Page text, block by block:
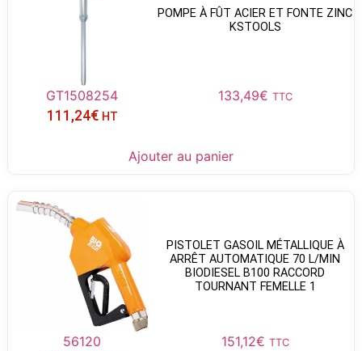
POMPE À FÛT ACIER ET FONTE ZINC
KSTOOLS
GT1508254 133,49€ TTC
111,24€ HT
Ajouter au panier
PISTOLET GASOIL MÉTALLIQUE À
ARRÊT AUTOMATIQUE 70 L/MIN
BIODIESEL B100 RACCORD
TOURNANT FEMELLE 1
56120 151,12€ TTC